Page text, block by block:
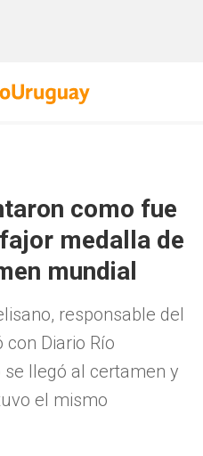
como fue
medalla de
mundial
responsable del
Diario Río
llegó al certamen y
el mismo